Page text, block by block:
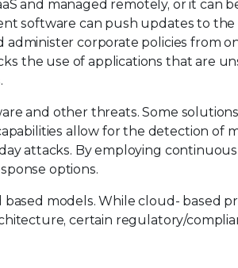
and managed remotely, or it can
software can push updates to
corporate policies from
the use of applications that are
and other threats. Some
allow for the detection of
attacks. By employing
options.
models. While cloud- based
certain regulatory/